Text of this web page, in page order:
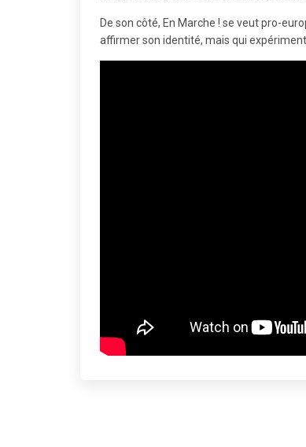
De son côté, En Marche ! se veut pro-
affirmer son identité, mais qui